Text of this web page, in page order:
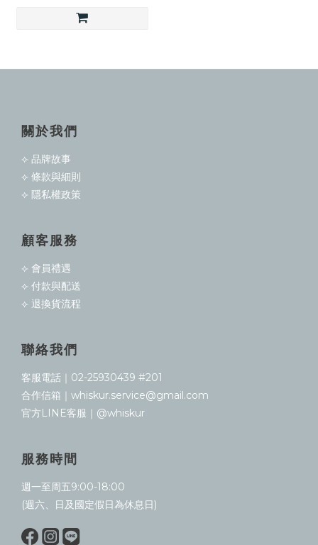
關於我們
⟣ 品牌故事
⟣ 條款與細則
⟣ 隱私權政策
顧客服務
⟣ 會員禮遇
⟣ 付款與配送
⟣ 退換貨流程
聯絡我們
客服電話｜02-25930439 #201
合作信箱｜whiskur.service@gmail.com
官方LINE客服｜@whiskur
服務時間
週一至周五9:00-18:00
(週六、日及國定假日為休息日)